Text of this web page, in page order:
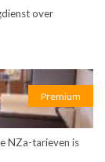
over
Premium
NZa-tarieven is